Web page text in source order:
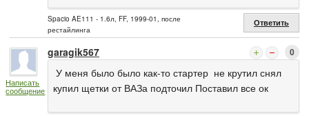
Spacio AE111 - 1.6л, FF, 1999-01, после
рестайлинга
Ответить
Написать
сообщение
garagik567 0
У меня было было как-то стартер не крутил снял
купил щетки от ВАЗа подточил Поставил все ок